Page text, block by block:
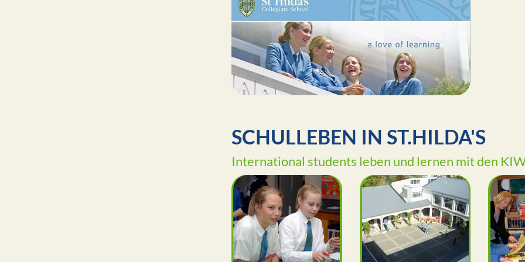
SCHULLEBEN IN ST.HILDA'S
International students leben und lernen mit den